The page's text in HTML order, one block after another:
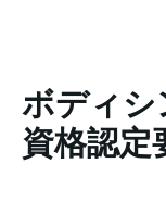
ボディ
資格認定